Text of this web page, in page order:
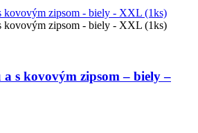
s kovovým zipsom – biely –